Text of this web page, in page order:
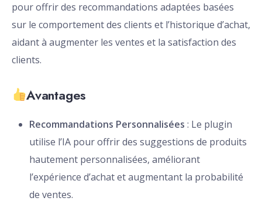
pour offrir des recommandations adaptées basées
sur le comportement des clients et l’historique d’achat,
aidant à augmenter les ventes et la satisfaction des
clients.
Avantages
Recommandations Personnalisées : Le plugin
utilise l’IA pour offrir des suggestions de produits
hautement personnalisées, améliorant
l’expérience d’achat et augmentant la probabilité
de ventes.